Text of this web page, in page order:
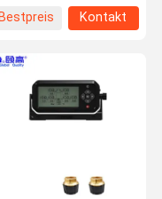
Kontakt